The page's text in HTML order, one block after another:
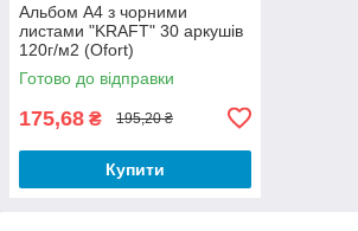
Альбом А4 з чорними
листами "KRAFT" 30 аркушів
120г/м2 (Ofort)
Готово до відправки
175,68 ₴ 195,20 ₴
Купити